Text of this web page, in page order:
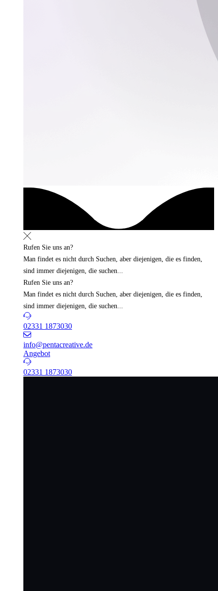
Rufen Sie uns an?
Man findet es nicht durch Suchen, aber diejenigen, die es finden,
sind immer diejenigen, die suchen...
Rufen Sie uns an?
Man findet es nicht durch Suchen, aber diejenigen, die es finden,
sind immer diejenigen, die suchen...
02331 1873030
info@pentacreative.de
Angebot
02331 1873030